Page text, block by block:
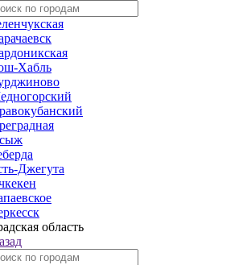
Хабль
Джегута
область